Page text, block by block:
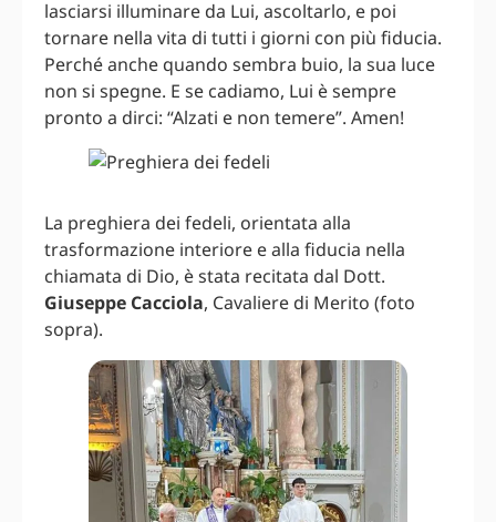
lasciarsi illuminare da Lui, ascoltarlo, e poi
tornare nella vita di tutti i giorni con più fiducia.
Perché anche quando sembra buio, la sua luce
non si spegne. E se cadiamo, Lui è sempre
pronto a dirci: “Alzati e non temere”. Amen!
La preghiera dei fedeli, orientata alla
trasformazione interiore e alla fiducia nella
chiamata di Dio, è stata recitata dal Dott.
Giuseppe Cacciola, Cavaliere di Merito (foto
sopra).